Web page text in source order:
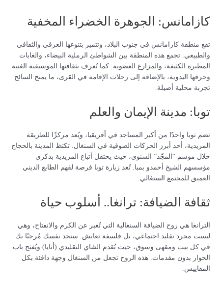
كازامانس: الجوهرة الخضراء المخفية
تقع منطقة كازامانس في جنوب البلاد، وتتميز بتنوعها العرقي والثقافي
والطبيعي. تجمع هذه المنطقة بين الشواطئ الرملية البيضاء، والغابات
المطيرة الكثيفة، والمزارع العضوية. كما تُعرف بثقافتها الموسيقية الغنية
وحرفها اليدوية، بالإضافة إلى رحلات الإقامة في القرى، ما يمنح السائح
تجربة محلية أصيلة.
توبا: مدينة الإيمان والعلم
تضم توبا واحدًا من أكبر المساجد في أفريقيا، ويُعد مركزًا للطريقة
المريدية، أحد أبرز الحركات الصوفية في السنغال. تكتظ المدينة بالحجاج
خلال موسم “المجّد” السنوي، حيث يحتفل أتباع المريدية بذكرى
مؤسسهم الشيخ أحمدو بمبا. تُعد زيارة توبا فرصة لفهم الطابع الديني
العميق للمجتمع السنغالي.
ثقافة الضيافة: ترانغا.. أسلوب حياة
الترانغا هي روح الضيافة السنغالية التي تُعبر عن الكرم والانفتاح، وهي
ليست مجرد تقليد اجتماعي، بل فلسفة تعايش. ستجد نفسك مُرحبًا بك
في كل بيت ومقهى وسوق، حيث تُقدم الشاي التقليدي (أتايا) ويُفتح باب
الحوار بدون مقدمات. هذه الروح تجعل من السنغال وجهة دافئة بكل
المقاييس.